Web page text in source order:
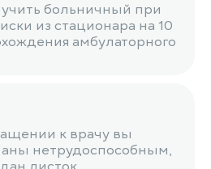
больничный при
из стационара на 10
амбулаторного
к врачу вы
нетрудоспособным,